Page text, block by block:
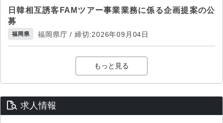
日韓相互誘客FAMツアー事業業務に係る企画提案の公
募
福岡県 福岡県庁 / 締切:2026年09月04日
もっと見る
求人情報